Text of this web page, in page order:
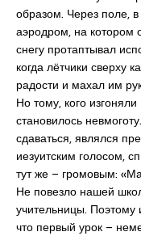
образом. Через поле,
аэродром, на котором
снегу протаптывал
когда лётчики сверху
радости и махал им
Но тому, кого
становилось
сдаваться, являлся
иезуитским голосом,
тут же – громовым:
Не повезло нашей
учительницы.
что первый урок –